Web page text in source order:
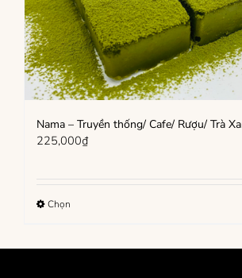
Nama – Truyền thống/ Cafe/ Rượu/ Trà
225,000₫
Chọn